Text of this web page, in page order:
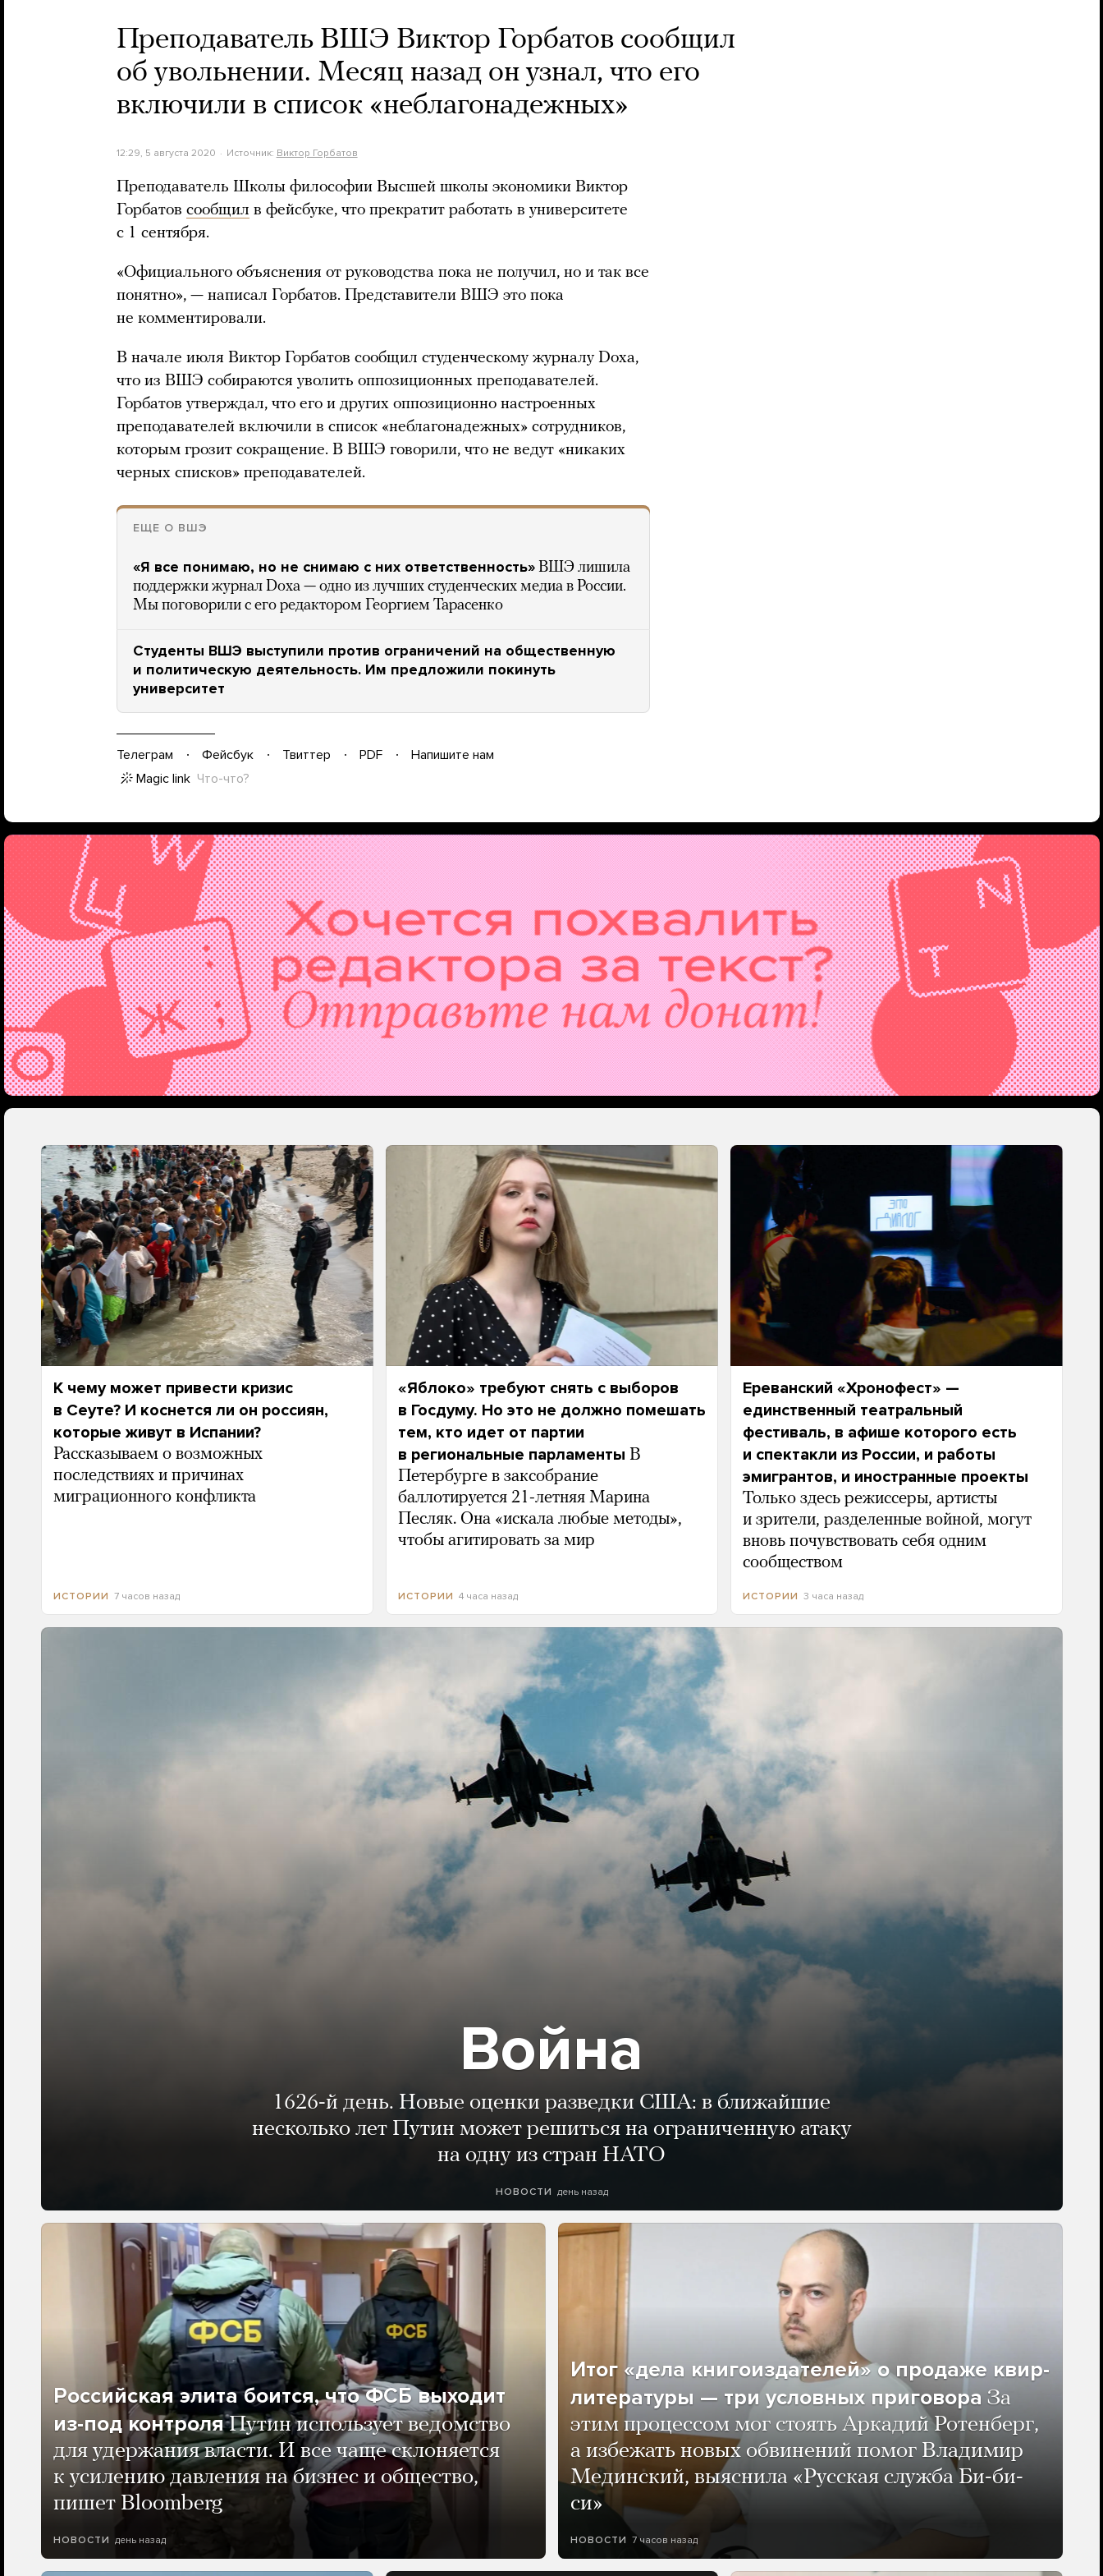
Преподаватель ВШЭ Виктор Горбатов сообщил
об увольнении. Месяц назад он узнал, что его
включили в список «неблагонадежных»
12:29, 5 августа 2020 Источник: Виктор Горбатов
Преподаватель Школы философии Высшей школы экономики Виктор
Горбатов сообщил в фейсбуке, что прекратит работать в университете
с 1 сентября.
«Официального объяснения от руководства пока не получил, но и так все
понятно», — написал Горбатов. Представители ВШЭ это пока
не комментировали.
В начале июля Виктор Горбатов сообщил студенческому журналу Doxa,
что из ВШЭ собираются уволить оппозиционных преподавателей.
Горбатов утверждал, что его и других оппозиционно настроенных
преподавателей включили в список «неблагонадежных» сотрудников,
которым грозит сокращение. В ВШЭ говорили, что не ведут «никаких
черных списков» преподавателей.
ЕЩЕ О ВШЭ
«Я все понимаю, но не снимаю с них ответственность» ВШЭ лишила
поддержки журнал Doxa — одно из лучших студенческих медиа в России.
Мы поговорили с его редактором Георгием Тарасенко
Студенты ВШЭ выступили против ограничений на общественную
и политическую деятельность. Им предложили покинуть
университет
Телеграм Фейсбук Твиттер PDF
Напишите нам
Magic link Что-что?
К чему может привести кризис
в Сеуте? И коснется ли он россиян,
которые живут в Испании?
Рассказываем о возможных
последствиях и причинах
миграционного конфликта
ИСТОРИИ 7 часов назад
«Яблоко» требуют снять с выборов
в Госдуму. Но это не должно помешать
тем, кто идет от партии
в региональные парламенты В
Петербурге в заксобрание
баллотируется 21-летняя Марина
Песляк. Она «искала любые методы»,
чтобы агитировать за мир
ИСТОРИИ 4 часа назад
Ереванский «Хронофест» —
единственный театральный
фестиваль, в афише которого есть
и спектакли из России, и работы
эмигрантов, и иностранные проекты
Только здесь режиссеры, артисты
и зрители, разделенные войной, могут
вновь почувствовать себя одним
сообществом
ИСТОРИИ 3 часа назад
Война
1626-й день. Новые оценки разведки США: в ближайшие
несколько лет Путин может решиться на ограниченную атаку
на одну из стран НАТО
НОВОСТИ день назад
Российская элита боится, что ФСБ выходит
из-под контроля Путин использует ведомство
для удержания власти. И все чаще склоняется
к усилению давления на бизнес и общество,
пишет Bloomberg
НОВОСТИ день назад
Итог «дела книгоиздателей» о продаже квир-
литературы — три условных приговора За
этим процессом мог стоять Аркадий Ротенберг,
а избежать новых обвинений помог Владимир
Мединский, выяснила «Русская служба Би-би-
си»
НОВОСТИ 7 часов назад